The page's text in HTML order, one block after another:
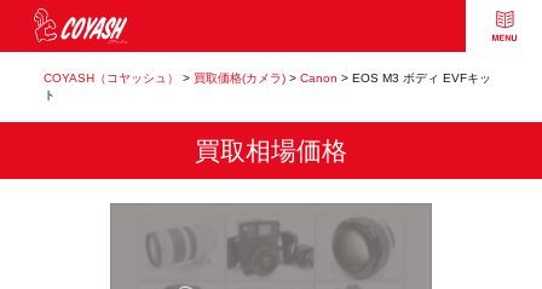
COYASH（コヤッシュ） > 買取価格(カメラ)> Canon > EOS M3 ボディ EVFキッ
ト
買取相場価格